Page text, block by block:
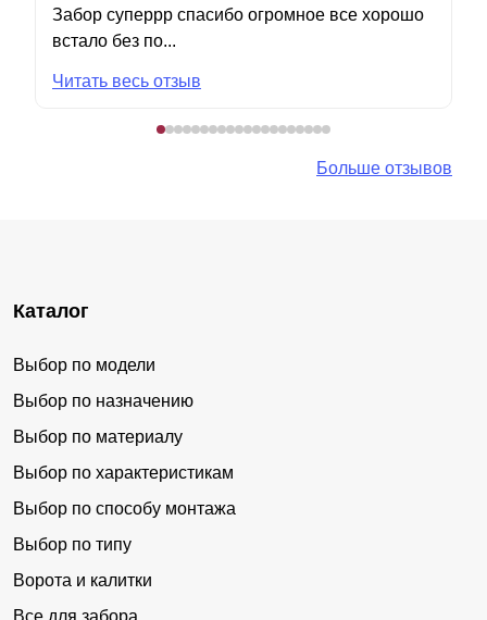
Забор суперрр спасибо огромное все хорошо
встало без по...
Читать весь отзыв
Больше отзывов
Каталог
Выбор по модели
Выбор по назначению
Выбор по материалу
Выбор по характеристикам
Выбор по способу монтажа
Выбор по типу
Ворота и калитки
Все для забора